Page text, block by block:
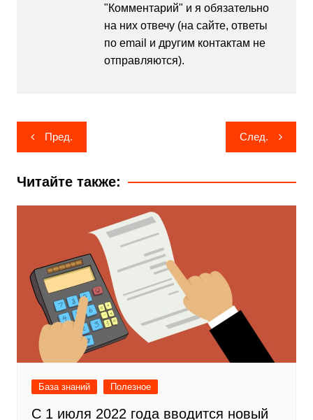
"Комментарий" и я обязательно
на них отвечу (на сайте, ответы
по email и другим контактам не
отправляются).
Навигация
по
записям
Пред. След.
Читайте также:
База знаний Полезное
С 1 июля 2022 года вводится новый